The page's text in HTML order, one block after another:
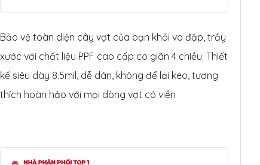
Bảo vệ toàn diện cây vợt của bạn khỏi va đập, trầy
xước với chất liệu PPF cao cấp co giãn 4 chiều. Thiết
kế siêu dày 8.5mil, dễ dán, không để lại keo, tương
thích hoàn hảo với mọi dòng vợt có viền